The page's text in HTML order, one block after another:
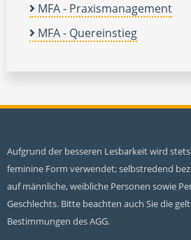
MFA - Praxismanagement
MFA - Quereinstieg
Aufgrund der besseren Lesbarkeit wird
feminine Form verwendet; selbstredend
auf männliche, weibliche Personen sowie
Geschlechts. Bitte beachten auch Sie die
Bestimmungen des AGG.